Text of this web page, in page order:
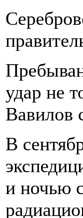
удар не
Вавилов
В
и ночью